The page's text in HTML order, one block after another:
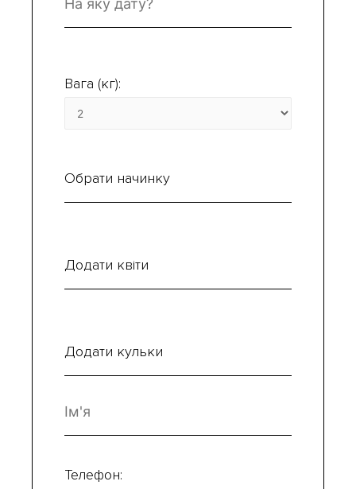
Вага (кг):
Обрати начинку
Додати квіти
Додати кульки
Телефон: